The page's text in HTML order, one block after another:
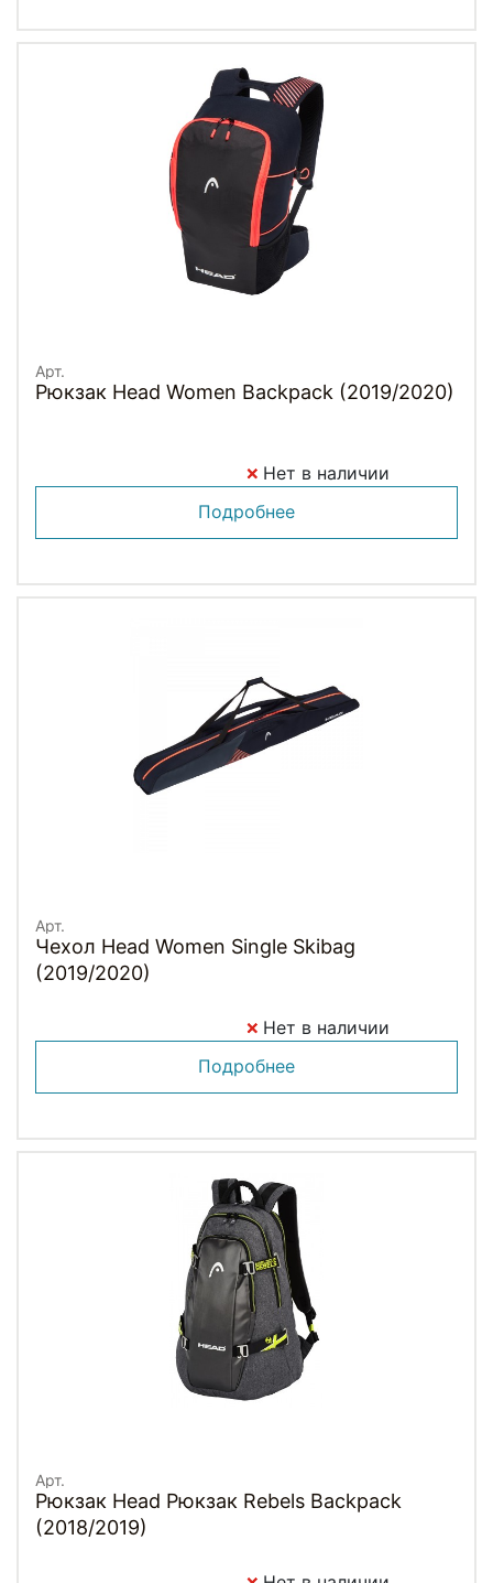
Арт.
Рюкзак Head Women Backpack (2019/2020)
Нет в наличии
Подробнее
Арт.
Чехол Head Women Single Skibag
(2019/2020)
Нет в наличии
Подробнее
Арт.
Рюкзак Head Рюкзак Rebels Backpack
(2018/2019)